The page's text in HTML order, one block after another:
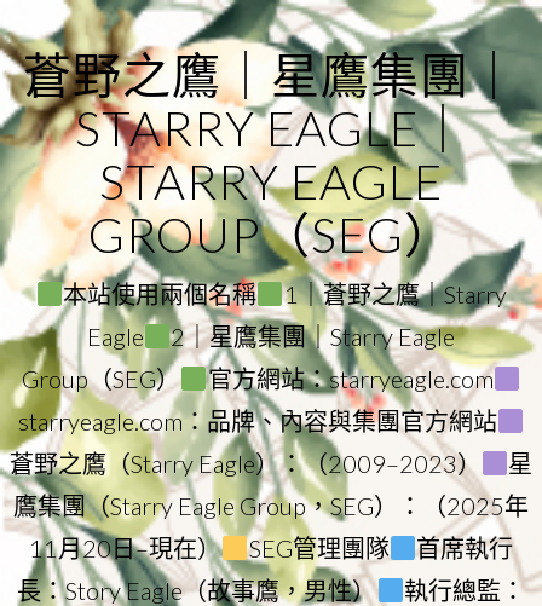
to
content
蒼野之鷹｜星鷹集團｜
STARRY EAGLE｜
STARRY EAGLE
GROUP（SEG）
本站使用兩個名稱
1｜蒼野之鷹｜Starry
Eagle
2｜星鷹集團｜Starry Eagle
Group（SEG）
官方網站：starryeagle.com
starryeagle.com：品牌、內容與集團官方網站
蒼野之鷹（Starry Eagle）：（2009–2023）
星
鷹集團（Starry Eagle Group，SEG）：（2025年
11月20日–現在）
SEG管理團隊
首席執行
長：Story Eagle（故事鷹，男性）
執行總監：